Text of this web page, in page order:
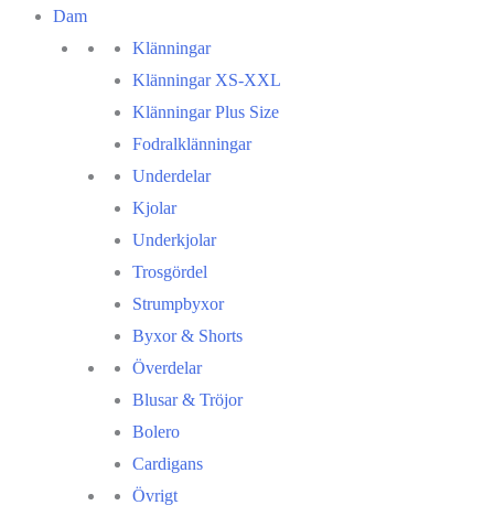
Dam
Klänningar
Klänningar XS-XXL
Klänningar Plus Size
Fodralklänningar
Underdelar
Kjolar
Underkjolar
Trosgördel
Strumpbyxor
Byxor & Shorts
Överdelar
Blusar & Tröjor
Bolero
Cardigans
Övrigt